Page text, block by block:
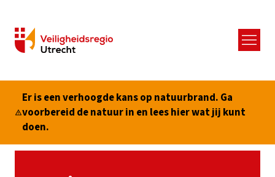
Menu
Er is een verhoogde kans op natuurbrand. Ga
voorbereid de natuur in en lees hier wat jij kunt
doen.